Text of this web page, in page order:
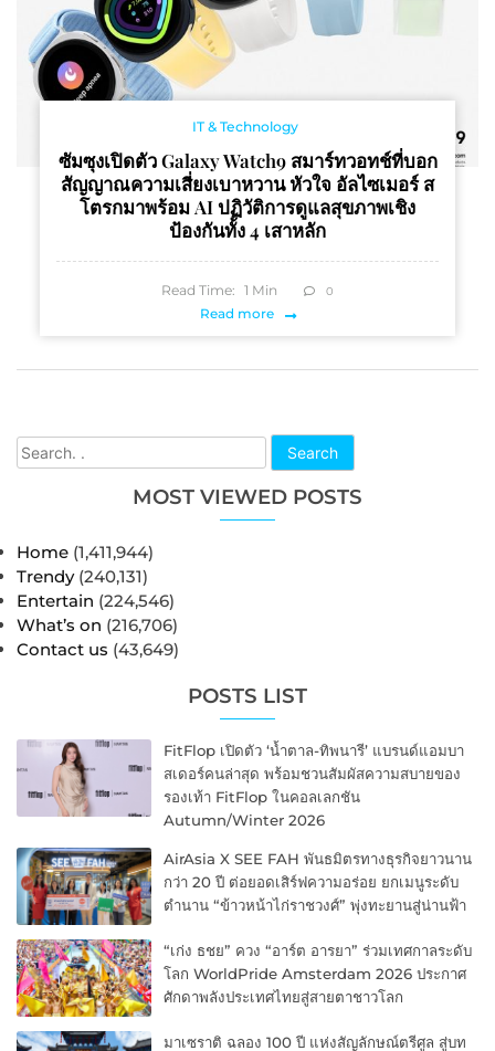
Search
MOST VIEWED POSTS
Home (1,411,944)
Trendy (240,131)
Entertain (224,546)
What’s on (216,706)
Contact us (43,649)
POSTS LIST
FitFlop เปิดตัว ‘น้ำตาล-ทิพนารี’ แบรนด์แอมบา
สเดอร์คนล่าสุด พร้อมชวนสัมผัสความสบายของ
รองเท้า FitFlop ในคอลเลกชัน
Autumn/Winter 2026
AirAsia X SEE FAH พันธมิตรทางธุรกิจยาวนาน
กว่า 20 ปี ต่อยอดเสิร์ฟความอร่อย ยกเมนูระดับ
ตำนาน “ข้าวหน้าไก่ราชวงศ์” พุ่งทะยานสู่น่านฟ้า
“เก่ง ธชย” ควง “อาร์ต อารยา” ร่วมเทศกาลระดับ
โลก WorldPride Amsterdam 2026 ประกาศ
ศักดาพลังประเทศไทยสู่สายตาชาวโลก
มาเซราติ ฉลอง 100 ปี แห่งสัญลักษณ์ตรีศูล สู่บท
IT & Technology
ซัมซุงเปิดตัว Galaxy Watch9 สมาร์ทวอทช์ที่บอก
สัญญาณความเสี่ยงเบาหวาน หัวใจ อัลไซเมอร์ ส
โตรกมาพร้อม AI ปฏิวัติการดูแลสุขภาพเชิง
ป้องกันทั้ง 4 เสาหลัก
Read Time: 1 Min 0
Read more